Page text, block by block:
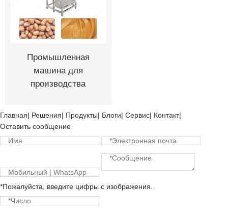
Промышленная
машина для
производства
Главная| Решения| Продукты| Блоги| Сервис| Контакт|
Оставить сообщение
*Пожалуйста, введите цифры с изображения.